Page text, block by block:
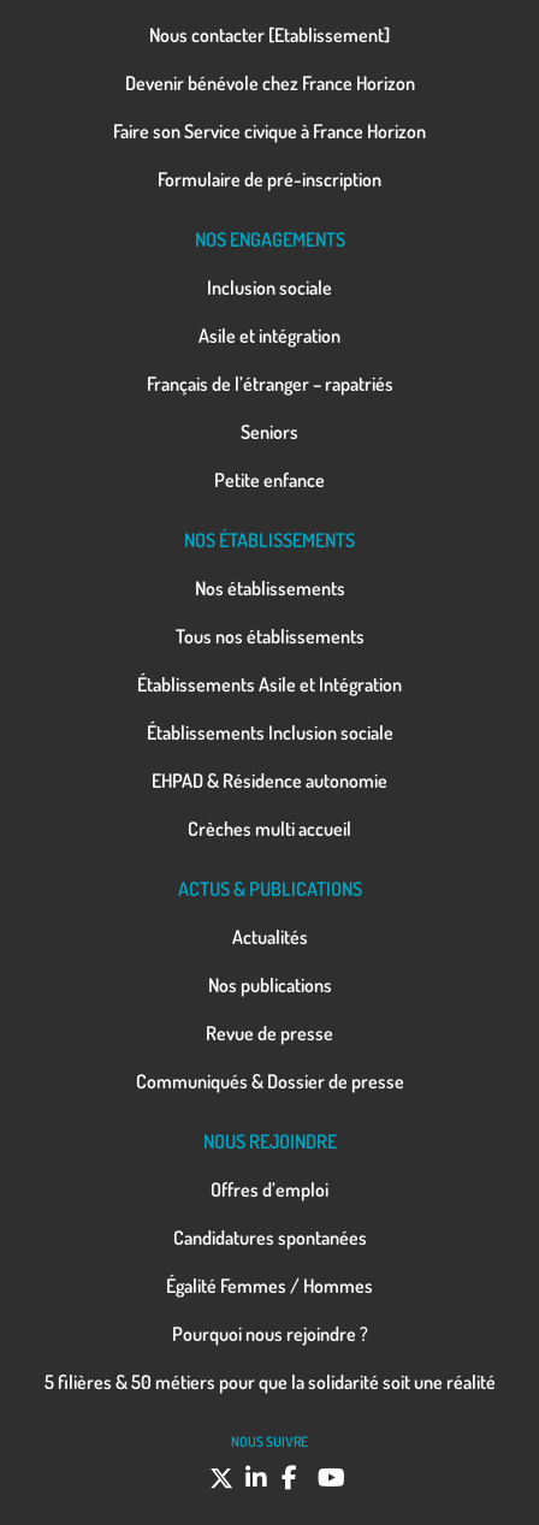
Nous contacter [Etablissement]
Devenir bénévole chez France Horizon
Faire son Service civique à France Horizon
Formulaire de pré-inscription
NOS ENGAGEMENTS
Inclusion sociale
Asile et intégration
Français de l’étranger – rapatriés
Seniors
Petite enfance
NOS ÉTABLISSEMENTS
Nos établissements
Tous nos établissements
Établissements Asile et Intégration
Établissements Inclusion sociale
EHPAD & Résidence autonomie
Crèches multi accueil
ACTUS & PUBLICATIONS
Actualités
Nos publications
Revue de presse
Communiqués & Dossier de presse
NOUS REJOINDRE
Offres d’emploi
Candidatures spontanées
Égalité Femmes / Hommes
Pourquoi nous rejoindre ?
5 filières & 50 métiers pour que la solidarité soit une réalité
NOUS SUIVRE